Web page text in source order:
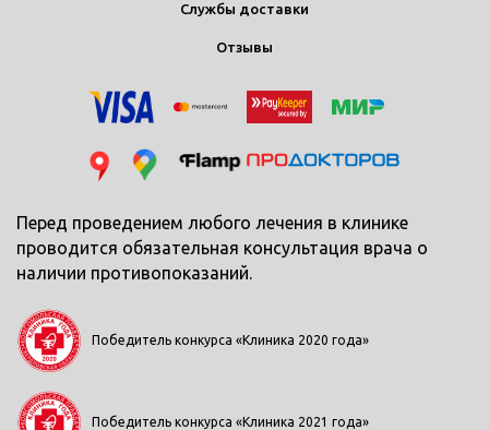
Службы доставки
Отзывы
Перед проведением любого лечения в клинике
проводится обязательная консультация врача о
наличии противопоказаний.
Победитель конкурса «Клиника 2020 года»
Победитель конкурса «Клиника 2021 года»